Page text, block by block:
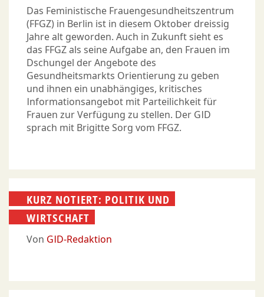
Das Feministische Frauengesundheitszentrum
(FFGZ) in Berlin ist in diesem Oktober dreissig
Jahre alt geworden. Auch in Zukunft sieht es
das FFGZ als seine Aufgabe an, den Frauen im
Dschungel der Angebote des
Gesundheitsmarkts Orientierung zu geben
und ihnen ein unabhängiges, kritisches
Informationsangebot mit Parteilichkeit für
Frauen zur Verfügung zu stellen. Der GID
sprach mit Brigitte Sorg vom FFGZ.
KURZ NOTIERT: POLITIK UND
WIRTSCHAFT
Von GID-Redaktion